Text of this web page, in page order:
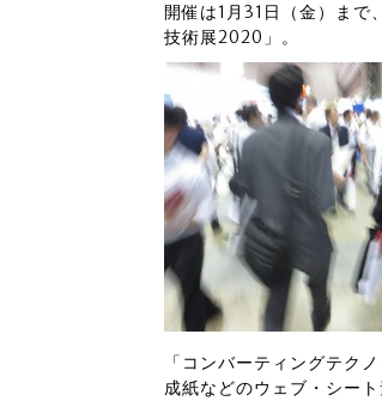
開催は1月31日（金）ま
技術展2020」。
「コンバーティングテク
成紙などのウェブ・シー